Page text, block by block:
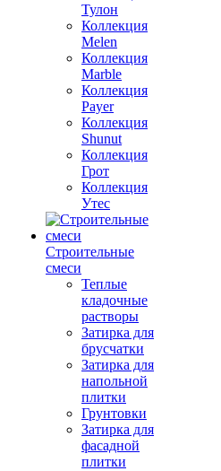
Тулон
Коллекция
Melen
Коллекция
Marble
Коллекция
Payer
Коллекция
Shunut
Коллекция
Грот
Коллекция
Утес
Строительные
смеси
Теплые
кладочные
растворы
Затирка для
брусчатки
Затирка для
напольной
плитки
Грунтовки
Затирка для
фасадной
плитки